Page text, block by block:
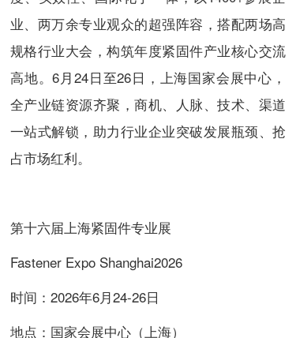
业、两万余专业观众的超强阵容，搭配两场高
规格行业大会，构筑年度紧固件产业核心交流
高地。6月24日至26日，上海国家会展中心，
全产业链资源齐聚，商机、人脉、技术、渠道
一站式解锁，助力行业企业突破发展瓶颈、抢
占市场红利。
‌第十六届上海紧固件专业展
Fastener Expo Shanghai2026‌
时间：2026年6月24-26日
地点：国家会展中心（上海）